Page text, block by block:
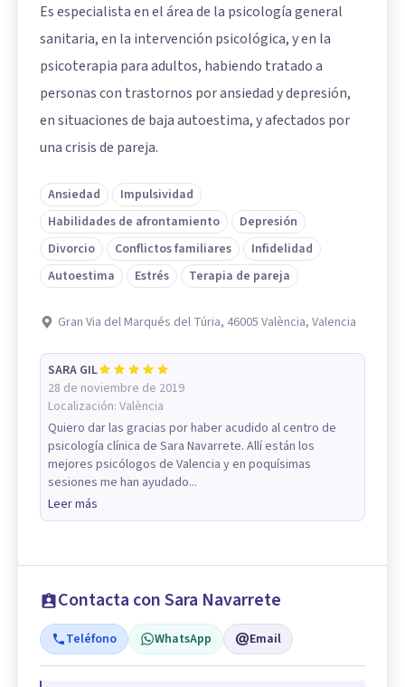
Es especialista en el área de la psicología general
sanitaria, en la intervención psicológica, y en la
psicoterapia para adultos, habiendo tratado a
personas con trastornos por ansiedad y depresión,
en situaciones de baja autoestima, y afectados por
una crisis de pareja.
Ansiedad
Impulsividad
Habilidades de afrontamiento
Depresión
Divorcio
Conflictos familiares
Infidelidad
Autoestima
Estrés Terapia de pareja
Gran Via del Marqués del Túria, 46005 València, Valencia
SARA GIL
28 de noviembre de 2019
Localización: València
Quiero dar las gracias por haber acudido al centro de
psicología clínica de Sara Navarrete. Allí están los
mejores psicólogos de Valencia y en poquísimas
sesiones me han ayudado...
Leer más
Contacta con Sara Navarrete
Teléfono WhatsApp Email